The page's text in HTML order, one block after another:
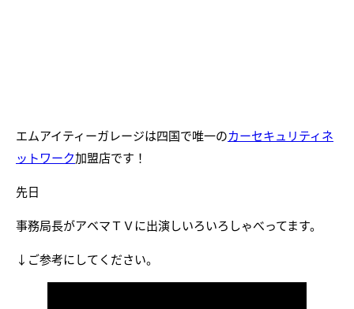
エムアイティーガレージは四国で唯一のカーセキュリティネ
ットワーク加盟店です！
先日
事務局長がアベマＴＶに出演しいろいろしゃべってます。
↓ご参考にしてください。